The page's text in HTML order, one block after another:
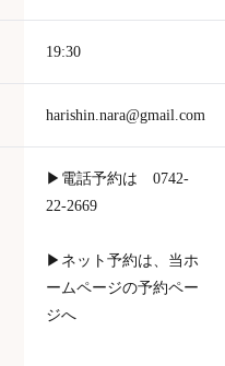
19:30
harishin.nara@gmail.com
▶電話予約は 0742-
22-2669
▶ネット予約は、当ホ
ームページの予約ペー
ジへ